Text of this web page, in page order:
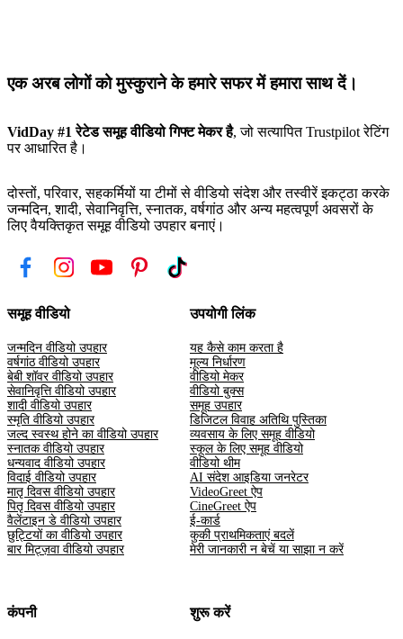
एक अरब लोगों को मुस्कुराने के हमारे सफर में हमारा साथ दें।
VidDay #1 रेटेड समूह वीडियो गिफ्ट मेकर है, जो सत्यापित Trustpilot रेटिंग
पर आधारित है।
दोस्तों, परिवार, सहकर्मियों या टीमों से वीडियो संदेश और तस्वीरें इकट्ठा करके
जन्मदिन, शादी, सेवानिवृत्ति, स्नातक, वर्षगांठ और अन्य महत्वपूर्ण अवसरों के
लिए वैयक्तिकृत समूह वीडियो उपहार बनाएं।
समूह वीडियो
जन्मदिन वीडियो उपहार
वर्षगांठ वीडियो उपहार
बेबी शॉवर वीडियो उपहार
सेवानिवृत्ति वीडियो उपहार
शादी वीडियो उपहार
स्मृति वीडियो उपहार
जल्द स्वस्थ होने का वीडियो उपहार
स्नातक वीडियो उपहार
धन्यवाद वीडियो उपहार
विदाई वीडियो उपहार
मातृ दिवस वीडियो उपहार
पितृ दिवस वीडियो उपहार
वैलेंटाइन डे वीडियो उपहार
छुट्टियों का वीडियो उपहार
बार मिट्ज़वा वीडियो उपहार
उपयोगी लिंक
यह कैसे काम करता है
मूल्य निर्धारण
वीडियो मेकर
वीडियो बुक्स
समूह उपहार
डिजिटल विवाह अतिथि पुस्तिका
व्यवसाय के लिए समूह वीडियो
स्कूल के लिए समूह वीडियो
वीडियो थीम
AI संदेश आइडिया जनरेटर
VideoGreet ऐप
CineGreet ऐप
ई-कार्ड
कुकी प्राथमिकताएं बदलें
मेरी जानकारी न बेचें या साझा न करें
कंपनी शुरू करें